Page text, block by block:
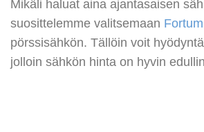
Mikäli haluat aina ajantasaisen
suosittelemme valitsemaan
pörssisähkön. Tällöin voit
jolloin sähkön hinta on hyvin